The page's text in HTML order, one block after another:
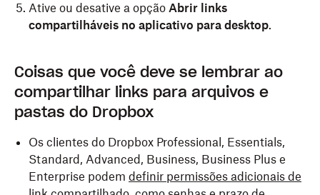
Ative ou desative a opção Abrir links
compartilháveis no aplicativo para desktop.
Coisas que você deve se lembrar ao
compartilhar links para arquivos e
pastas do Dropbox
Os clientes do Dropbox Professional, Essentials,
Standard, Advanced, Business, Business Plus e
Enterprise podem definir permissões adicionais de